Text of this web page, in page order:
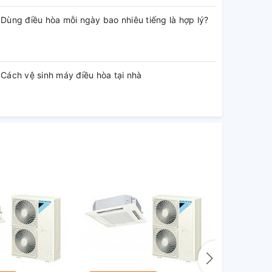
Dùng điều hòa mỗi ngày bao nhiêu tiếng là hợp lý?
Cách vệ sinh máy điều hòa tại nhà